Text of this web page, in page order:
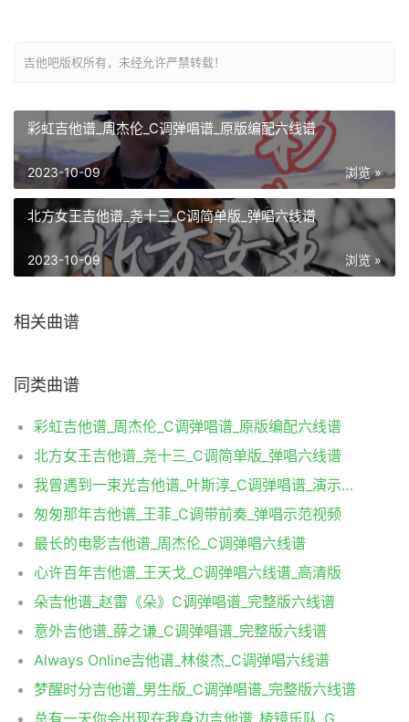
吉他吧版权所有，未经允许严禁转载！
彩虹吉他谱_周杰伦_C调弹唱谱_原版编配六线谱
浏览 »
2023-10-09
北方女王吉他谱_尧十三_C调简单版_弹唱六线谱
浏览 »
2023-10-09
相关曲谱
同类曲谱
彩虹吉他谱_周杰伦_C调弹唱谱_原版编配六线谱
北方女王吉他谱_尧十三_C调简单版_弹唱六线谱
我曾遇到一束光吉他谱_叶斯淳_C调弹唱谱_演示视频
匆匆那年吉他谱_王菲_C调带前奏_弹唱示范视频
最长的电影吉他谱_周杰伦_C调弹唱六线谱
心许百年吉他谱_王天戈_C调弹唱六线谱_高清版
朵吉他谱_赵雷《朵》C调弹唱谱_完整版六线谱
意外吉他谱_薛之谦_C调弹唱谱_完整版六线谱
Always Online吉他谱_林俊杰_C调弹唱六线谱
梦醒时分吉他谱_男生版_C调弹唱谱_完整版六线谱